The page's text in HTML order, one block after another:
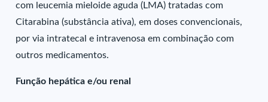
com leucemia mieloide aguda (LMA) tratadas com
Citarabina (substância ativa), em doses convencionais,
por via intratecal e intravenosa em combinação com
outros medicamentos.
Função hepática e/ou renal